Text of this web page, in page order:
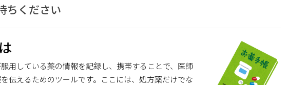
ちください
用している薬の情報を記録し、携帯することで、医師
伝えるためのツールです。ここには、処方薬だけでな